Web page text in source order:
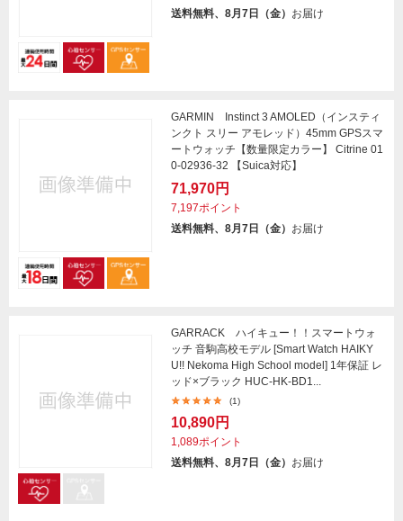
送料無料、8月7日（金） お届け
GARMIN Instinct 3 AMOLED（インスティ
ンクト スリー アモレッド）45mm GPSスマ
ートウォッチ【数量限定カラー】 Citrine 01
0-02936-32 【Suica対応】
71,970円
7,197ポイント
送料無料、8月7日（金） お届け
GARRACK ハイキュー！！スマートウォ
ッチ 音駒高校モデル [Smart Watch HAIKY
U!! Nekoma High School model] 1年保証 レ
ッド×ブラック HUC-HK-BD1...
(1)
10,890円
1,089ポイント
送料無料、8月7日（金） お届け